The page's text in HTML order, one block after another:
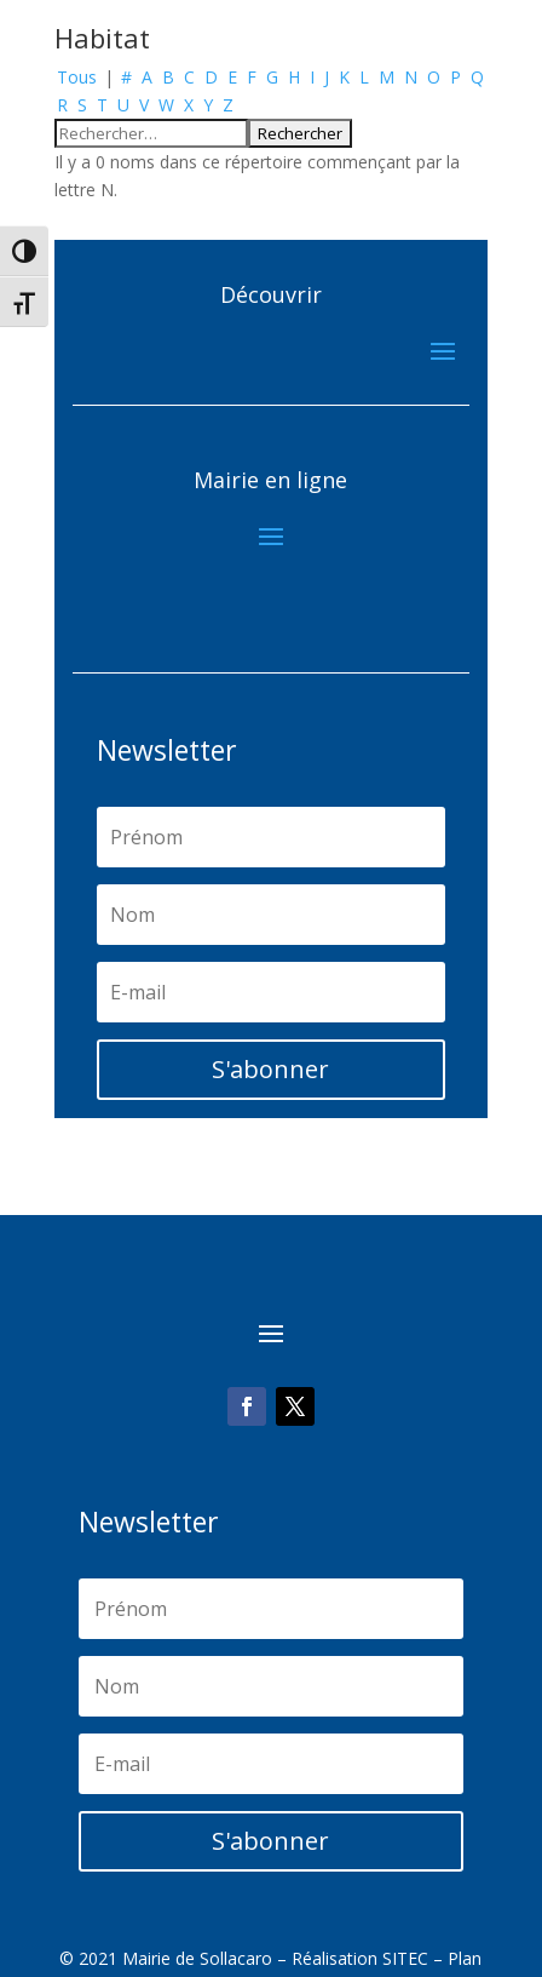
Passer en contraste élevé
Changer la taille de la police
Habitat
Tous | # A B C D E F G H I J K L M N O P Q
R S T U V W X Y Z
Il y a 0 noms dans ce répertoire commençant par la
lettre N.
Découvrir
Mairie en ligne
Newsletter
S'abonner
Newsletter
S'abonner
© 2021 Mairie de Sollacaro – RéalisationSITEC – Plan